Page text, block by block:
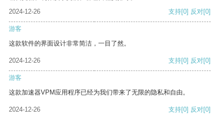
2024-12-26
支持[0] 反对[0]
游客
这款软件的界面设计非常简洁，一目了然。
2024-12-26 支持[0] 反对[0]
游客
这款加速器VPM应用程序已经为我们带来了无限的隐私和自由。
2024-12-26 支持[0] 反对[0]